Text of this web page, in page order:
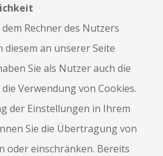
Rechner des Nutzers
diesem an unserer Seite
Sie als Nutzer auch die
Verwendung von Cookies.
der Einstellungen in Ihrem
Sie die Übertragung von
oder einschränken. Bereits